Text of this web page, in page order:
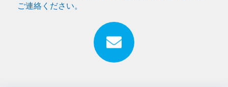
ご連絡ください。